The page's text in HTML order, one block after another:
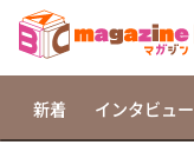
新着 インタビュー